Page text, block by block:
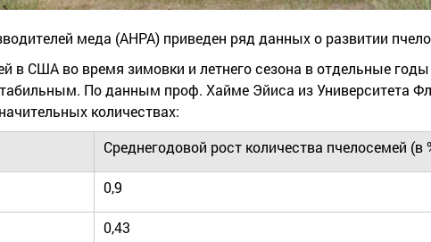
меда (AHPA) приведен ряд данных о развитии
в США во время зимовки и летнего сезона в отдельные
По данным проф. Хайме Эйиса из Университета
количествах:
Среднегодовой рост количества пчелосемей (в
0,9
0,43